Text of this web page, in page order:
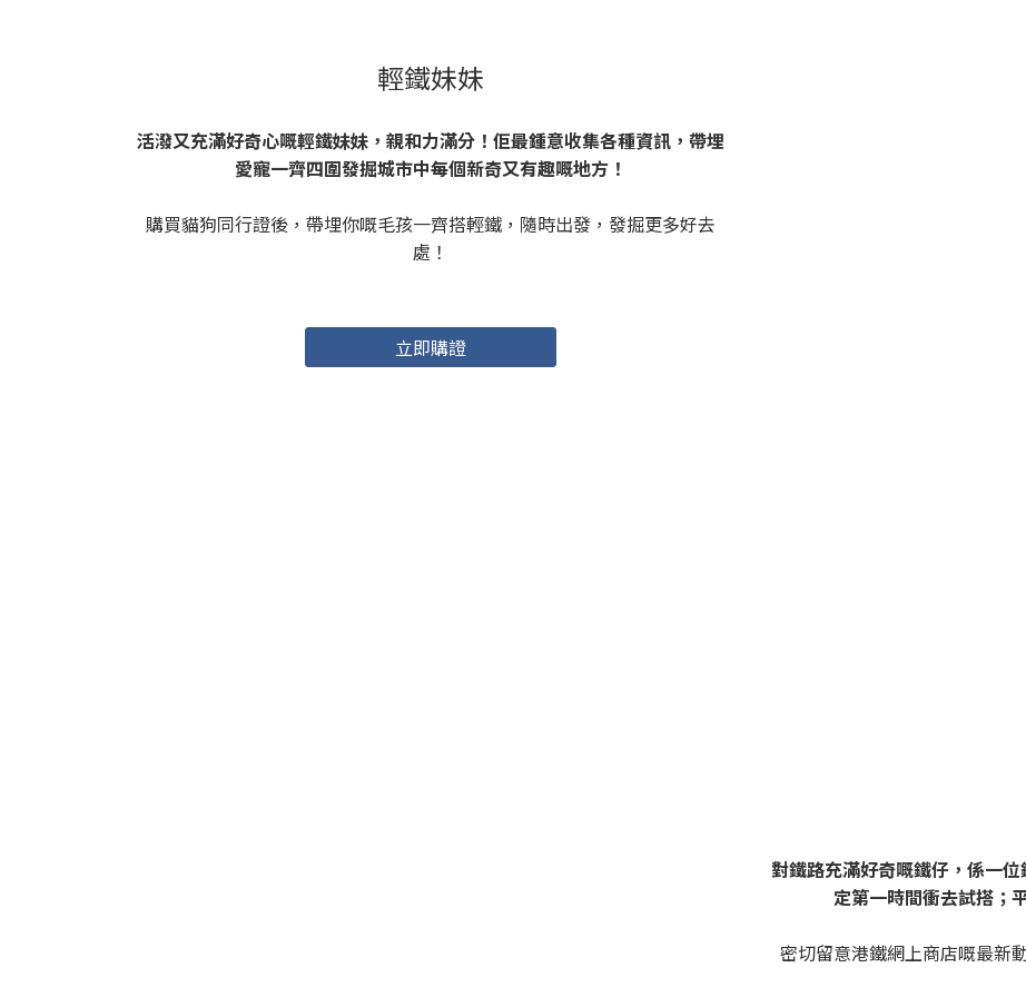
輕鐵妹妹
活潑又充滿好奇心嘅輕鐵妹妹，親和力滿分！佢最鍾意收集各種資訊，帶埋
愛寵一齊四圍發掘城市中每個新奇又有趣嘅地方！
購買貓狗同行證後，帶埋你嘅毛孩一齊搭輕鐵，隨時出發，發掘更多好去
處！
立即購證
對鐵路充滿好奇嘅鐵仔，係一
定第一時間衝去試搭；
密切留意港鐵網上商店嘅最新